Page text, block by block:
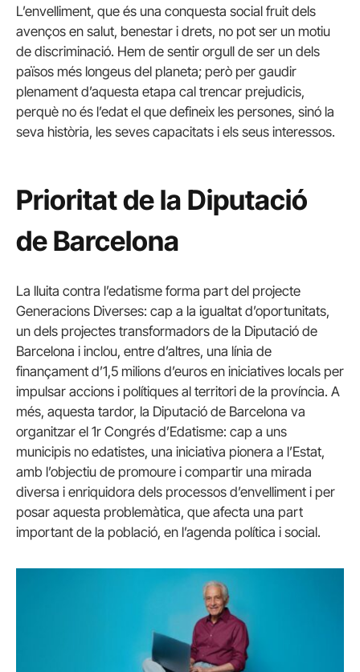
L’envelliment, que és una conquesta social fruit dels
avenços en salut, benestar i drets, no pot ser un motiu
de discriminació. Hem de sentir orgull de ser un dels
països més longeus del planeta; però per gaudir
plenament d’aquesta etapa cal trencar prejudicis,
perquè no és l’edat el que defineix les persones, sinó la
seva història, les seves capacitats i els seus interessos.
Prioritat de la Diputació
de Barcelona
La lluita contra l’edatisme forma part del projecte
Generacions Diverses: cap a la igualtat d’oportunitats,
un dels projectes transformadors de la Diputació de
Barcelona i inclou, entre d’altres, una línia de
finançament d’1,5 milions d’euros en iniciatives locals per
impulsar accions i polítiques al territori de la província. A
més, aquesta tardor, la Diputació de Barcelona va
organitzar el 1r Congrés d’Edatisme: cap a uns
municipis no edatistes, una iniciativa pionera a l’Estat,
amb l’objectiu de promoure i compartir una mirada
diversa i enriquidora dels processos d’envelliment i per
posar aquesta problemàtica, que afecta una part
important de la població, en l’agenda política i social.